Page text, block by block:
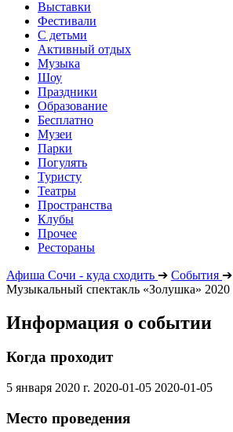
Выставки
Фестивали
С детьми
Активный отдых
Музыка
Шоу
Праздники
Образование
Бесплатно
Музеи
Парки
Погулять
Туристу
Театры
Пространства
Клубы
Прочее
Рестораны
Афиша Сочи - куда сходить ➔ События ➔
Музыкальный спектакль «Золушка» 2020
Информация о событии
Когда проходит
5 января 2020 г. 2020-01-05 2020-01-05
Место проведения